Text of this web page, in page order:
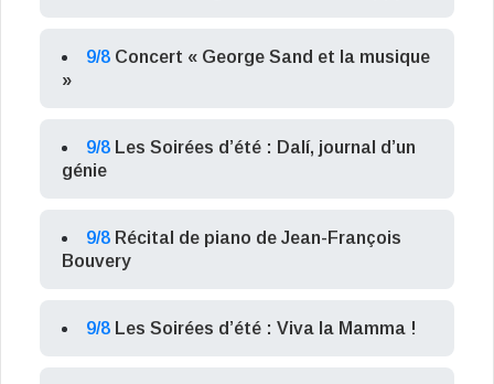
9/8 Concert « George Sand et la musique
»
9/8 Les Soirées d’été : Dalí, journal d’un
génie
9/8 Récital de piano de Jean-François
Bouvery
9/8 Les Soirées d’été : Viva la Mamma !